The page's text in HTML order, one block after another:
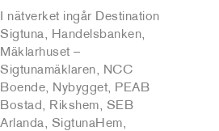
I nätverket ingår Destination
Sigtuna, Handelsbanken,
Mäklarhuset –
Sigtunamäklaren, NCC
Boende, Nybygget, PEAB
Bostad, Rikshem, SEB
Arlanda, SigtunaHem,